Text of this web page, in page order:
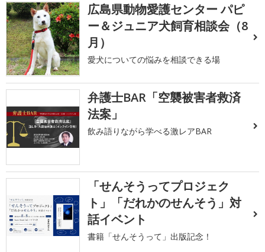
広島県動物愛護センター パピ
ー＆ジュニア犬飼育相談会（8
月）
愛犬についての悩みを相談できる場
弁護士BAR「空襲被害者救済
法案」
飲み語りながら学べる激レアBAR
「せんそうってプロジェク
ト」「だれかのせんそう」対
話イベント
書籍「せんそうって」出版記念！